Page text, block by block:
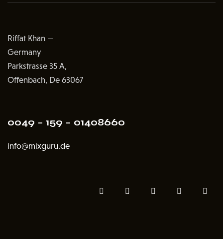
Riffat Khan —
Germany
Parkstrasse 35 A,
Offenbach, De 63067
0049 – 159 – 01408660
info@mixguru.de